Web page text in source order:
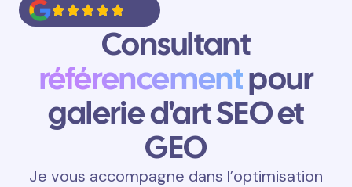
Consultant
référencementpour
galerie d'art SEO et
GEO
Je vous accompagne dans l’optimisation